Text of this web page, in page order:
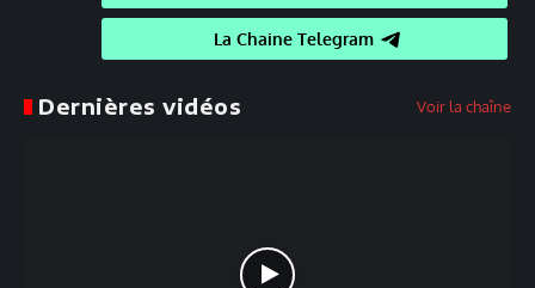
La Chaine Telegram
Dernières vidéos Voir la chaîne